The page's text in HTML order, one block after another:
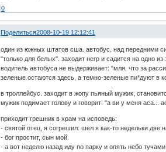
0
Поделиться2008-10-19 12:12:41
один из южных штатов сша. автобус. над передними
"только для белых". заходит негр и садится на одно
водитель автобуса не выдерживает: "мля, что за
зеленые остаются здесь, а темно-зеленые пи*дуют в
в троллейбус. заходит в жопу пьяный мужик,
мужик подимает голову и говорит: "а ви у меня аса...
приходит грешник в храм на исповедь:
- святой отец, я согрешил: шел я как-то недельки
- бог простит, сын мой.
- а вот неделю назад иду по парку и опять небо